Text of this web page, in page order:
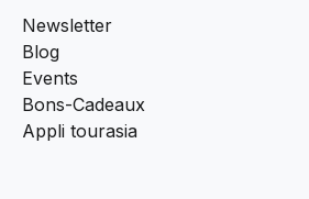
Newsletter
Blog
Events
Bons-Cadeaux
Appli tourasia